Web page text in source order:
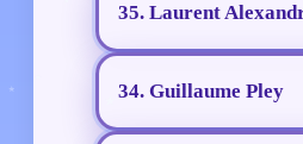
35. Laurent
34. Guillaume Pley